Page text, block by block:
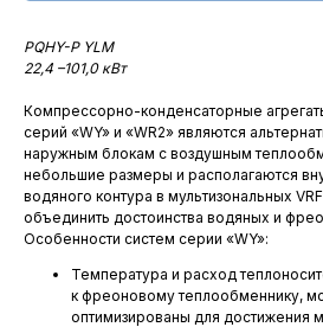
PQHY-P YLM
22,4 –101,0 кВт
Компрессорно-конденсаторные
серий «WY» и «WR2» являются
наружным блокам с воздушным
небольшие размеры и располагаются
водяного контура в мультизональных
объединить достоинства водяных и
Особенности систем серии «WY»:
Температура и расход
к фреоновому теплообменнику,
оптимизированы для достижения